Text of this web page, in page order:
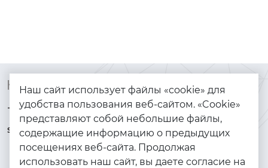
Контакты
+7 (925) 144-64-73
serebryanyye.grani@mail.ru
Каталог
Браслеты
Золото
Серебро
Наш сайт использует файлы «cookie» для
удобства пользования веб-сайтом. «Cookie»
представляют собой небольшие файлы,
содержащие информацию о предыдущих
посещениях веб-сайта. Продолжая
использовать наш сайт, вы даете согласие на